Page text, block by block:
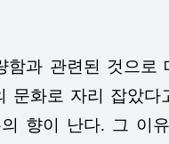
과 관련된 것으로
화로 자리 잡았
향이 난다. 그 이